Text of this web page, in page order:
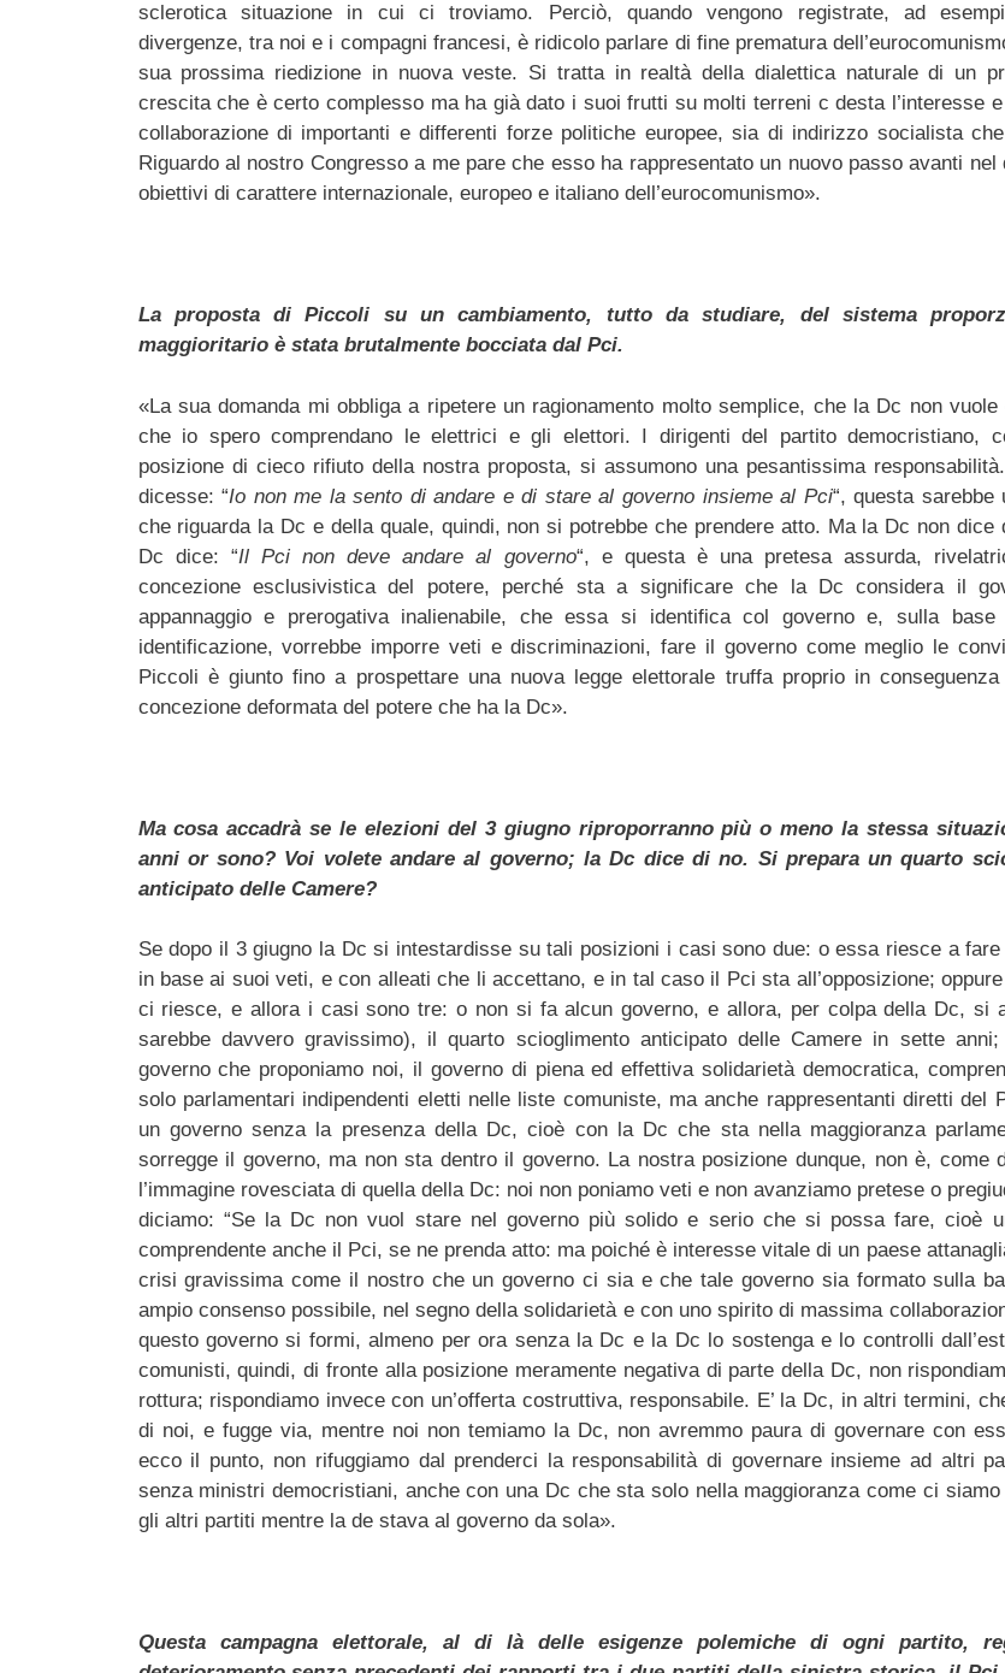
sclerotica situazione in cui ci troviamo. Perciò, quando vengono registrate, ad
divergenze, tra noi e i compagni francesi, è ridicolo parlare di fine prematura
sua prossima riedizione in nuova veste. Si tratta in realtà della dialettica naturale di un
crescita che è certo complesso ma ha già dato i suoi frutti su molti terreni c desta l’interesse
collaborazione di importanti e differenti forze politiche europee, sia di indirizzo socialista
Riguardo al nostro Congresso a me pare che esso ha rappresentato un nuovo passo avanti nel
obiettivi di carattere internazionale, europeo e italiano dell’eurocomunismo».
La proposta di Piccoli su un cambiamento, tutto da studiare, del sistema
maggioritario è stata brutalmente bocciata dal Pci.
«La sua domanda mi obbliga a ripetere un ragionamento molto semplice, che la Dc non vuole
che io spero comprendano le elettrici e gli elettori. I dirigenti del partito democristiano,
posizione di cieco rifiuto della nostra proposta, si assumono una pesantissima
dicesse: “Io non me la sento di andare e di stare al governo insieme al Pci“, questa sarebbe
che riguarda la Dc e della quale, quindi, non si potrebbe che prendere atto. Ma la Dc non dice
Dc dice: “Il Pci non deve andare al governo“, e questa è una pretesa assurda,
concezione esclusivistica del potere, perché sta a significare che la Dc considera il
appannaggio e prerogativa inalienabile, che essa si identifica col governo e, sulla base
identificazione, vorrebbe imporre veti e discriminazioni, fare il governo come meglio le
Piccoli è giunto fino a prospettare una nuova legge elettorale truffa proprio in
concezione deformata del potere che ha la Dc».
Ma cosa accadrà se le elezioni del 3 giugno riproporranno più o meno la stessa
anni or sono? Voi volete andare al governo; la Dc dice di no. Si prepara un quarto
anticipato delle Camere?
Se dopo il 3 giugno la Dc si intestardisse su tali posizioni i casi sono due: o essa riesce a
in base ai suoi veti, e con alleati che li accettano, e in tal caso il Pci sta all’opposizione;
ci riesce, e allora i casi sono tre: o non si fa alcun governo, e allora, per colpa della Dc, si
sarebbe davvero gravissimo), il quarto scioglimento anticipato delle Camere in sette
governo che proponiamo noi, il governo di piena ed effettiva solidarietà democratica,
solo parlamentari indipendenti eletti nelle liste comuniste, ma anche rappresentanti diretti del
un governo senza la presenza della Dc, cioè con la Dc che sta nella maggioranza
sorregge il governo, ma non sta dentro il governo. La nostra posizione dunque, non è, come
l’immagine rovesciata di quella della Dc: noi non poniamo veti e non avanziamo pretese o
diciamo: “Se la Dc non vuol stare nel governo più solido e serio che si possa fare, cioè
comprendente anche il Pci, se ne prenda atto: ma poiché è interesse vitale di un paese
crisi gravissima come il nostro che un governo ci sia e che tale governo sia formato sulla
ampio consenso possibile, nel segno della solidarietà e con uno spirito di massima
questo governo si formi, almeno per ora senza la Dc e la Dc lo sostenga e lo controlli
comunisti, quindi, di fronte alla posizione meramente negativa di parte della Dc, non
rottura; rispondiamo invece con un’offerta costruttiva, responsabile. E’ la Dc, in altri termini,
di noi, e fugge via, mentre noi non temiamo la Dc, non avremmo paura di governare con
ecco il punto, non rifuggiamo dal prenderci la responsabilità di governare insieme ad altri
senza ministri democristiani, anche con una Dc che sta solo nella maggioranza come ci
gli altri partiti mentre la de stava al governo da sola».
Questa campagna elettorale, al di là delle esigenze polemiche di ogni partito,